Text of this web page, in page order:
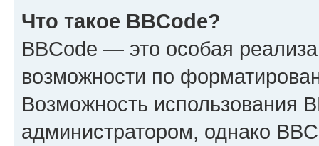
Что такое BBCode?
BBCode — это особая
возможности по
Возможность использования
администратором, однако